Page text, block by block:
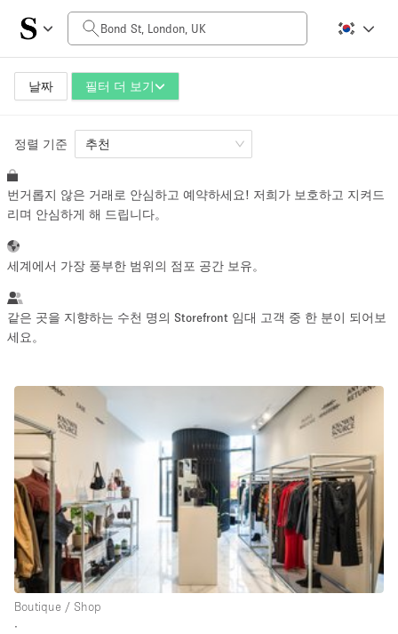
날짜 필터 더 보기
일일 비용
£0
공간 크기
100 sq ft 5000+ sq ft
~ 13 명
Shooting
Meeting Office Shop Share
공간 유형
Advertisement Space
Apartment / Loft
정렬 기준 추천
번거롭지 않은 거래로 안심하고 예약하세요! 저희가 보호하고 지켜드
리며 안심하게 해 드립니다。
세계에서 가장 풍부한 범위의 점포 공간 보유。
같은 곳을 지향하는 수천 명의 Storefront 임대 고객 중 한 분이 되어보
세요。
Boutique / Shop
∙